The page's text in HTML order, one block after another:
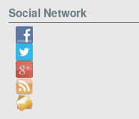
Social Network